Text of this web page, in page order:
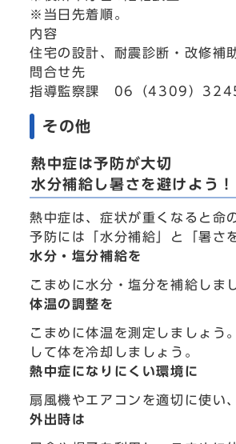
※当日先着順。
内容
住宅の設計、耐震診断・改修補
問合せ先
指導監察課 06（4309）
その他
熱中症は予防が大切
水分補給し暑さを避けよう！
熱中症は、症状が重くなると命
予防には「水分補給」と「暑さ
水分・塩分補給を
こまめに水分・塩分を補給しま
体温の調整を
こまめに体温を測定しましょう
して体を冷却しましょう。
熱中症になりにくい環境に
扇風機やエアコンを適切に使い
外出時は